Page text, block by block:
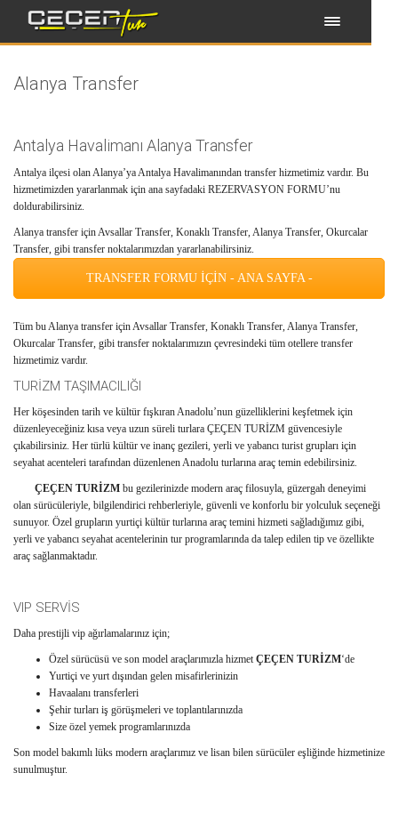
Alanya Transfer
Antalya Havalimanı Alanya Transfer
Antalya ilçesi olan Alanya’ya Antalya Havalimanından transfer hizmetimiz vardır. Bu
hizmetimizden yararlanmak için ana sayfadaki REZERVASYON FORMU’nu
doldurabilirsiniz.
Alanya transfer için Avsallar Transfer, Konaklı Transfer, Alanya Transfer, Okurcalar
Transfer, gibi transfer noktalarımızdan yararlanabilirsiniz.
TRANSFER FORMU İÇİN - ANA SAYFA -
Tüm bu Alanya transfer için Avsallar Transfer, Konaklı Transfer, Alanya Transfer,
Okurcalar Transfer, gibi transfer noktalarımızın çevresindeki tüm otellere transfer
hizmetimiz vardır.
TURİZM TAŞIMACILIĞI
Her köşesinden tarih ve kültür fışkıran Anadolu’nun güzelliklerini keşfetmek için
düzenleyeceğiniz kısa veya uzun süreli turlara ÇEÇEN TURİZM güvencesiyle
çıkabilirsiniz. Her türlü kültür ve inanç gezileri, yerli ve yabancı turist grupları için
seyahat acenteleri tarafından düzenlenen Anadolu turlarına araç temin edebilirsiniz.
ÇEÇEN TURİZM bu gezilerinizde modern araç filosuyla, güzergah deneyimi
olan sürücüleriyle, bilgilendirici rehberleriyle, güvenli ve konforlu bir yolculuk seçeneği
sunuyor. Özel grupların yurtiçi kültür turlarına araç temini hizmeti sağladığımız gibi,
yerli ve yabancı seyahat acentelerinin tur programlarında da talep edilen tip ve özellikte
araç sağlanmaktadır.
VIP SERVİS
Daha prestijli vip ağırlamalarınız için;
Özel sürücüsü ve son model araçlarımızla hizmet ÇEÇEN TURİZM‘de
Yurtiçi ve yurt dışından gelen misafirlerinizin
Havaalanı transferleri
Şehir turları iş görüşmeleri ve toplantılarınızda
Size özel yemek programlarınızda
Son model bakımlı lüks modern araçlarımız ve lisan bilen sürücüler eşliğinde hizmetinize
sunulmuştur.